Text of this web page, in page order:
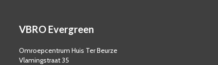
VBRO Evergreen
Omroepcentrum Huis Ter Beurze
Vlamingstraat 35